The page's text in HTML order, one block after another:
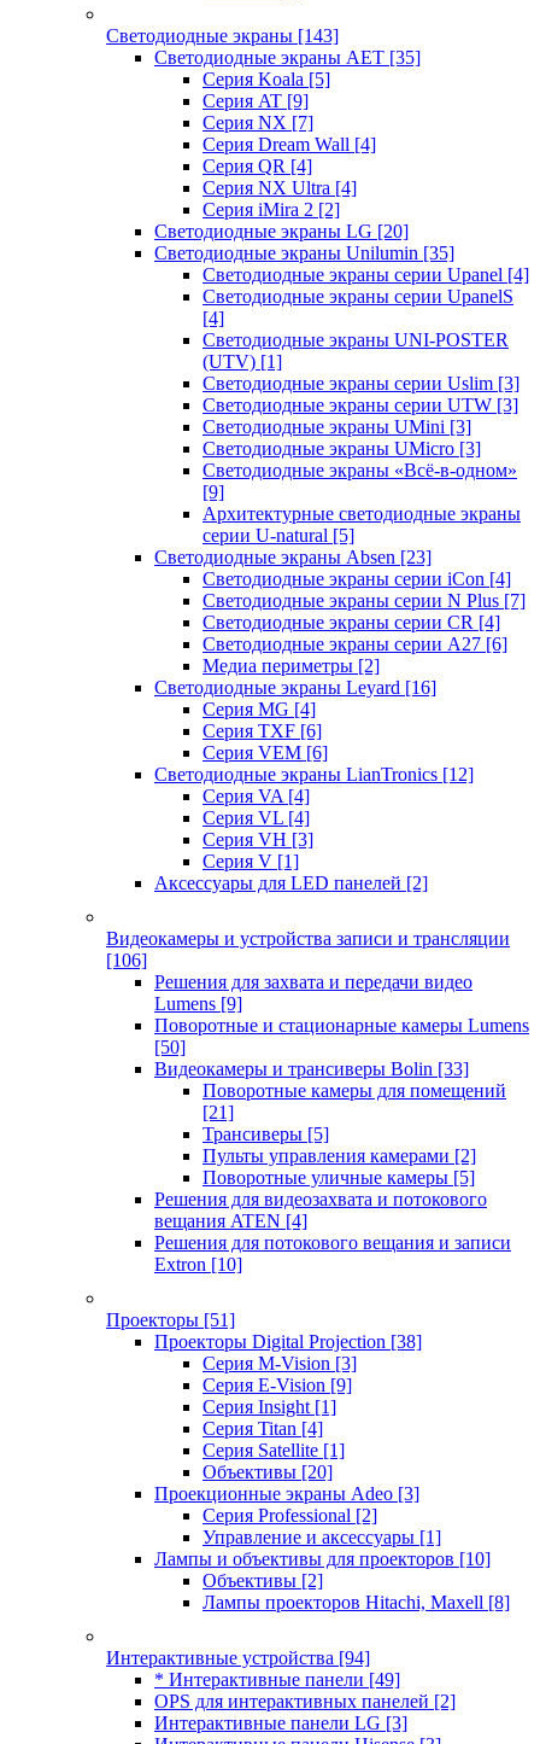
Светодиодные экраны [143]
Светодиодные экраны AET [35]
Cерия Koala [5]
Серия AT [9]
Серия NX [7]
Серия Dream Wall [4]
Серия QR [4]
Серия NX Ultra [4]
Серия iMira 2 [2]
Светодиодные экраны LG [20]
Светодиодные экраны Unilumin [35]
Светодиодные экраны серии Upanel [4]
Светодиодные экраны серии UpanelS
[4]
Светодиодные экраны UNI-POSTER
(UTV) [1]
Светодиодные экраны серии Uslim [3]
Светодиодные экраны серии UTW [3]
Светодиодные экраны UMini [3]
Светодиодные экраны UMicro [3]
Светодиодные экраны «Всё-в-одном»
[9]
Архитектурные светодиодные экраны
серии U-natural [5]
Светодиодные экраны Absen [23]
Светодиодные экраны серии iCon [4]
Светодиодные экраны серии N Plus [7]
Светодиодные экраны серии CR [4]
Светодиодные экраны серии А27 [6]
Медиа периметры [2]
Светодиодные экраны Leyard [16]
Серия MG [4]
Серия TXF [6]
Серия VEM [6]
Светодиодные экраны LianTronics [12]
Серия VA [4]
Серия VL [4]
Серия VH [3]
Серия V [1]
Аксессуары для LED панелей [2]
Видеокамеры и устройства записи и трансляции
[106]
Решения для захвата и передачи видео
Lumens [9]
Поворотные и стационарные камеры Lumens
[50]
Видеокамеры и трансиверы Bolin [33]
Поворотные камеры для помещений
[21]
Трансиверы [5]
Пульты управления камерами [2]
Поворотные уличные камеры [5]
Решения для видеозахвата и потокового
вещания ATEN [4]
Решения для потокового вещания и записи
Extron [10]
Проекторы [51]
Проекторы Digital Projection [38]
Серия M-Vision [3]
Серия E-Vision [9]
Серия Insight [1]
Серия Titan [4]
Серия Satellite [1]
Объективы [20]
Проекционные экраны Adeo [3]
Серия Professional [2]
Управление и аксессуары [1]
Лампы и объективы для проекторов [10]
Объективы [2]
Лампы проекторов Hitachi, Maxell [8]
Интерактивные устройства [94]
* Интерактивные панели [49]
OPS для интерактивных панелей [2]
Интерактивные панели LG [3]